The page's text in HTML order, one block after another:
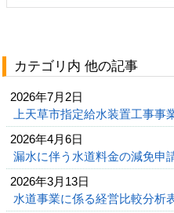
カテゴリ内 他の記事
2026年7月2日
上天草市指定給水装置工事事
2026年4月6日
漏水に伴う水道料金の減免申
2026年3月13日
水道事業に係る経営比較分析